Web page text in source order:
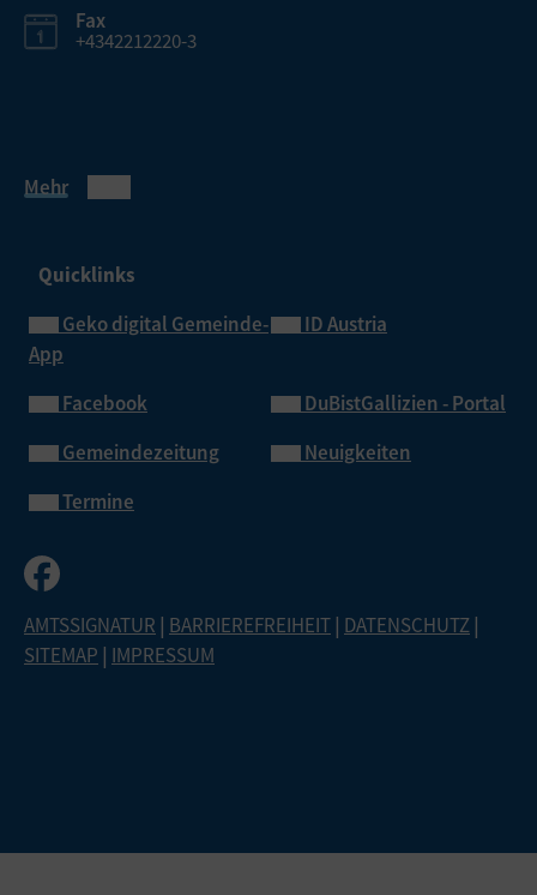
Fax
+4342212220-3
Mehr
Quicklinks
Geko digital Gemeinde-
App
ID Austria
Facebook
DuBistGallizien - Portal
Gemeindezeitung
Neuigkeiten
Termine
AMTSSIGNATUR | BARRIEREFREIHEIT | DATENSCHUTZ |
SITEMAP | IMPRESSUM